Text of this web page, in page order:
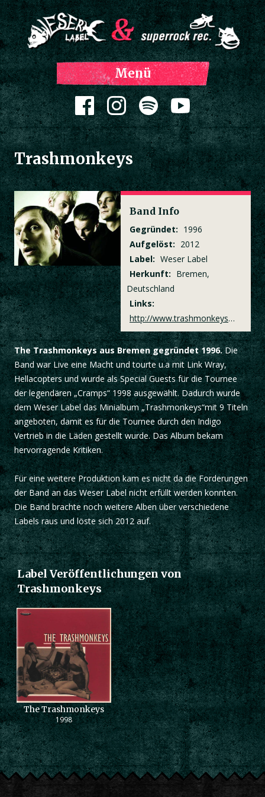
Menü
Zum Inhalt springen
Trashmonkeys
Band Info
Gegründet: 1996
Aufgelöst: 2012
Label: Weser Label
Herkunft: Bremen,
Deutschland
Links:
http://www.trashmonkeys.com/
The Trashmonkeys aus Bremen gegründet 1996.Die
Band war Live eine Macht und tourte u.a mit Link Wray,
Hellacopters und wurde als Special Guests für die Tournee
der legendären „Cramps“ 1998 ausgewählt. Dadurch wurde
dem Weser Label das Minialbum „Trashmonkeys“mit 9 Titeln
angeboten, damit es für die Tournee durch den Indigo
Vertrieb in die Läden gestellt wurde. Das Album bekam
hervorragende Kritiken.
Für eine weitere Produktion kam es nicht da die Forderungen
der Band an das Weser Label nicht erfüllt werden konnten.
Die Band brachte noch weitere Alben über verschiedene
Labels raus und löste sich 2012 auf.
Label Veröffentlichungen von
Trashmonkeys
The Trashmonkeys
1998